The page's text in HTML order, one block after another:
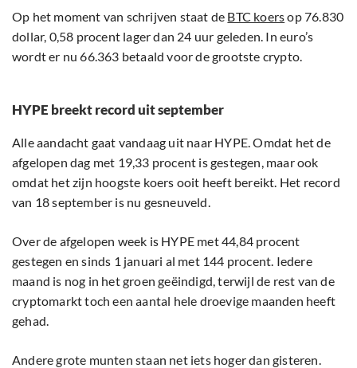
Op het moment van schrijven staat de BTC koersop 76.830
dollar, 0,58 procent lager dan 24 uur geleden. In euro’s
wordt er nu 66.363 betaald voor de grootste crypto.
HYPE breekt record uit september
Alle aandacht gaat vandaag uit naar HYPE. Omdat het de
afgelopen dag met 19,33 procent is gestegen, maar ook
omdat het zijn hoogste koers ooit heeft bereikt. Het record
van 18 september is nu gesneuveld.
Over de afgelopen week is HYPE met 44,84 procent
gestegen en sinds 1 januari al met 144 procent. Iedere
maand is nog in het groen geëindigd, terwijl de rest van de
cryptomarkt toch een aantal hele droevige maanden heeft
gehad.
Andere grote munten staan net iets hoger dan gisteren.